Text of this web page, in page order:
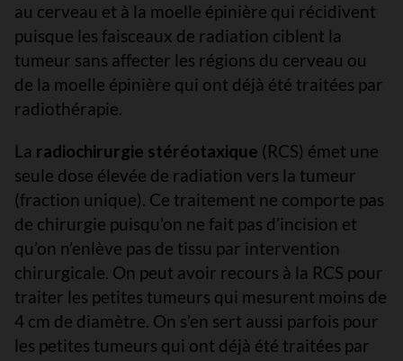
au cerveau et à la moelle épinière qui récidivent
puisque les faisceaux de radiation ciblent la
tumeur sans affecter les régions du cerveau ou
de la moelle épinière qui ont déjà été traitées par
radiothérapie.
La radiochirurgie stéréotaxique (RCS) émet une
seule dose élevée de radiation vers la tumeur
(fraction unique). Ce traitement ne comporte pas
de chirurgie puisqu’on ne fait pas d’incision et
qu’on n’enlève pas de tissu par intervention
chirurgicale. On peut avoir recours à la RCS pour
traiter les petites tumeurs qui mesurent moins de
4 cm de diamètre. On s’en sert aussi parfois pour
les petites tumeurs qui ont déjà été traitées par